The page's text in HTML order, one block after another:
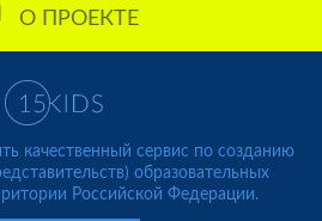
О ПРОЕКТЕ
качественный сервис по созданию
образовательных
Российской Федерации.